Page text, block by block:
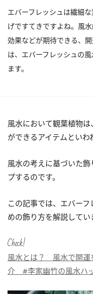
エバーフレッシュは繊細
げですてきですよね。風
効果などが期待できる、
は、エバーフレッシュの
ます。
風水において観葉植物
ができるアイテムといわ
風水の考えに基づいた
プするのです。
この記事では、エバー
めの飾り方を解説してい
Check!
風水とは？ 風水で開
介 #李家幽竹の風水ハ